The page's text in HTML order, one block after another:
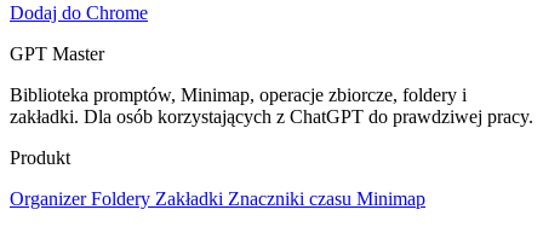
Dodaj do Chrome
GPT Master
Biblioteka promptów, Minimap, operacje zbiorcze, foldery i
zakładki. Dla osób korzystających z ChatGPT do prawdziwej pracy.
Produkt
OrganizerFoldery Zakładki Znaczniki czasu Minimap